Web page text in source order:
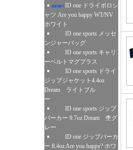
ID one ドライポロシ
ャツ Are you happy WT/NV
ホワイト
ID one sports メッセ
ンジャーバッグ
ID one sports キャリ
ーベルトマグプラス
ID one sports ドライ
ジップジャケット4.4oz
Dream ライトブル
ー
ID one sports ジップ
パーカー 9.7oz Dream 杢グ
レー
ID one ジップパーカ
ー 8.4oz Are you happy? ホワ